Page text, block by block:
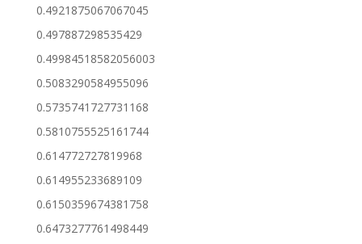
0.4921875067067045
0.497887298535429
0.49984518582056003
0.5083290584955096
0.5735741727731168
0.5810755525161744
0.614772727819968
0.614955233689109
0.6150359674381758
0.6473277761498449